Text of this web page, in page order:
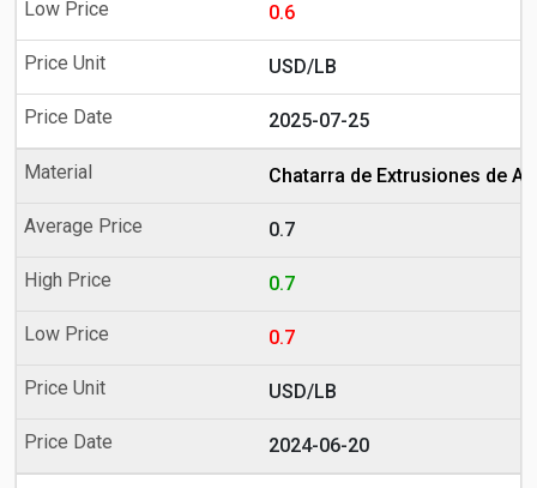
0.6
USD/LB
2025-07-25
Chatarra de Extrusiones de
0.7
0.7
0.7
USD/LB
2024-06-20